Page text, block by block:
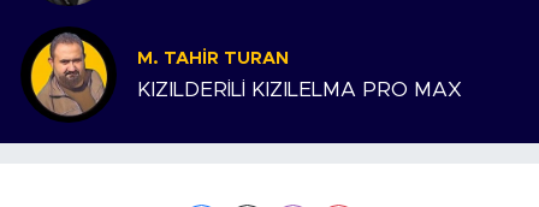
M. TAHIR TURAN
KIZILDERİLİ KIZILELMA PRO MAX